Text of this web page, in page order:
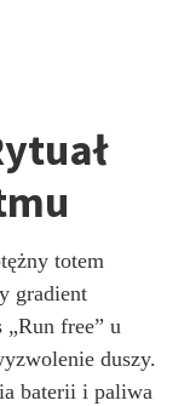
totem
gradient
„Run free” u
duszy.
baterii i paliwa